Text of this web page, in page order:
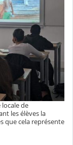
de
les élèves la
que cela représente